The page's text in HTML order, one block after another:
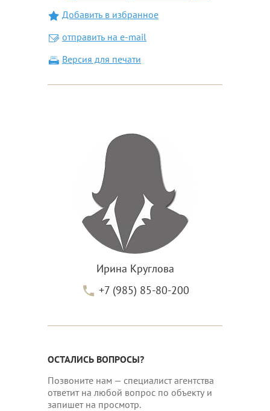
Добавить в избранное
отправить на e-mail
Версия для печати
Ирина Круглова
+7 (985) 85-80-200
ОСТАЛИСЬ ВОПРОСЫ?
Позвоните нам — специалист агентства
ответит на любой вопрос по объекту и
запишет на просмотр.